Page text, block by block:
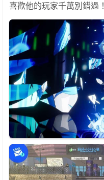
喜歡他的玩家千萬別錯過！